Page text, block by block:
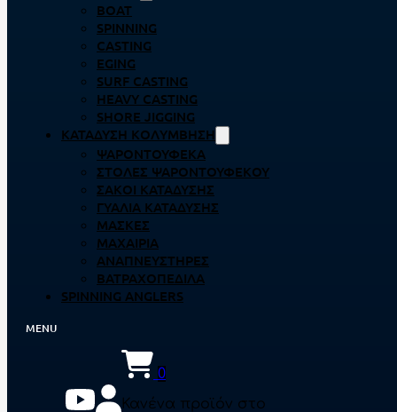
BOAT
SPINNING
CASTING
EGING
SURF CASTING
HEAVY CASTING
SHORE JIGGING
ΚΑΤΆΔΥΣΗ ΚΟΛΎΜΒΗΣΗ
ΨΑΡΟΝΤΟΎΦΕΚΑ
ΣΤΟΛΈΣ ΨΑΡΟΝΤΟΎΦΕΚΟΥ
ΣΆΚΟΙ ΚΑΤΆΔΥΣΗΣ
ΓΥΑΛΙΆ ΚΑΤΆΔΥΣΗΣ
ΜΆΣΚΕΣ
ΜΑΧΑΊΡΙΑ
ΑΝΑΠΝΕΥΣΤΉΡΕΣ
ΒΑΤΡΑΧΟΠΈΔΙΛΑ
SPINNING ANGLERS
0
Κανένα προϊόν στο